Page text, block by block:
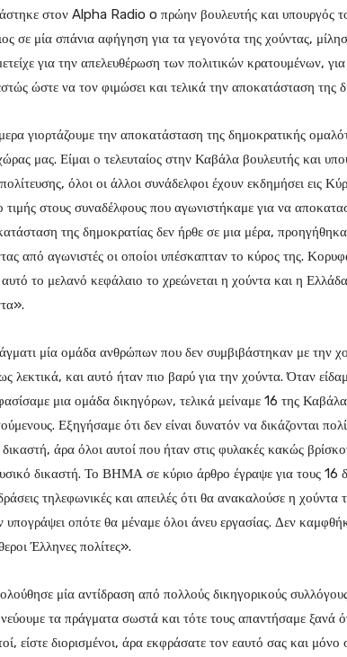
στον Alpha Radio o πρώην βουλευτής και
σε μία σπάνια αφήγηση για τα γεγονότα της χούντας,
για την απελευθέρωση των πολιτικών κρατουμένων,
ώστε να τον φιμώσει και τελικά την αποκατάσταση της
γιορτάζουμε την αποκατάσταση της δημοκρατικής
μας. Είμαι ο τελευταίος στην Καβάλα βουλευτής και
όλοι οι άλλοι συνάδελφοι έχουν εκδημήσει εις
τιμής στους συναδέλφους που αγωνιστήκαμε για να
της δημοκρατίας δεν ήρθε σε μια μέρα,
από αγωνιστές οι οποίοι υπέσκαπταν το κύρος της.
το μελανό κεφάλαιο το χρεώνεται η χούντα και η
μία ομάδα ανθρώπων που δεν συμβιβάστηκαν με την
λεκτικά, και αυτό ήταν πιο βαρύ για την χούντα. Όταν
μια ομάδα δικηγόρων, τελικά μείναμε 16 της
Εξηγήσαμε ότι δεν είναι δυνατόν να δικάζονται
δικαστή, άρα όλοι αυτοί που ήταν στις φυλακές κακώς
δικαστή. Το ΒΗΜΑ σε κύριο άρθρο έγραψε για τους 16
τηλεφωνικές και απειλές ότι θα ανακαλούσε η
υπογράψει οπότε θα μέναμε όλοι άνευ εργασίας. Δεν
Έλληνες πολίτες».
μία αντίδραση από πολλούς δικηγορικούς
τα πράγματα σωστά και τότε τους απαντήσαμε ξανά
είστε διορισμένοι, άρα εκφράσατε τον εαυτό σας και